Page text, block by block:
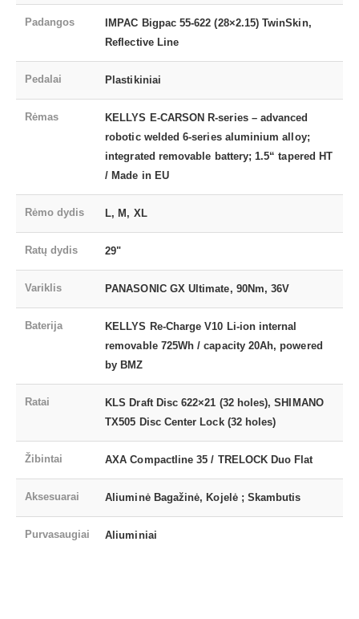
Padangos
IMPAC Bigpac 55-622 (28×2.15) TwinSkin,
Reflective Line
Pedalai Plastikiniai
Rėmas
KELLYS E-CARSON R-series – advanced
robotic welded 6-series aluminium alloy;
integrated removable battery; 1.5“ tapered HT
/ Made in EU
Rėmo dydis L, M, XL
Ratų dydis 29"
Variklis PANASONIC GX Ultimate, 90Nm, 36V
Baterija
KELLYS Re-Charge V10 Li-ion internal
removable 725Wh / capacity 20Ah, powered
by BMZ
Ratai
KLS Draft Disc 622×21 (32 holes), SHIMANO
TX505 Disc Center Lock (32 holes)
Žibintai AXA Compactline 35 / TRELOCK Duo Flat
Aksesuarai Aliuminė Bagažinė, Kojelė ; Skambutis
Purvasaugiai Aliuminiai